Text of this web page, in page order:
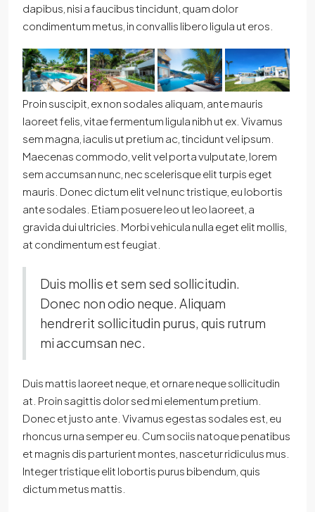
dapibus, nisi a faucibus tincidunt, quam dolor
condimentum metus, in convallis libero ligula ut eros.
Proin suscipit, ex non sodales aliquam, ante mauris
laoreet felis, vitae fermentum ligula nibh ut ex. Vivamus
sem magna, iaculis ut pretium ac, tincidunt vel ipsum.
Maecenas commodo, velit vel porta vulputate, lorem
sem accumsan nunc, nec scelerisque elit turpis eget
mauris. Donec dictum elit vel nunc tristique, eu lobortis
ante sodales. Etiam posuere leo ut leo laoreet, a
gravida dui ultricies. Morbi vehicula nulla eget elit mollis,
at condimentum est feugiat.
Duis mollis et sem sed sollicitudin.
Donec non odio neque. Aliquam
hendrerit sollicitudin purus, quis rutrum
mi accumsan nec.
Duis mattis laoreet neque, et ornare neque sollicitudin
at. Proin sagittis dolor sed mi elementum pretium.
Donec et justo ante. Vivamus egestas sodales est, eu
rhoncus urna semper eu. Cum sociis natoque penatibus
et magnis dis parturient montes, nascetur ridiculus mus.
Integer tristique elit lobortis purus bibendum, quis
dictum metus mattis.